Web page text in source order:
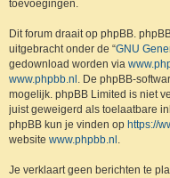
toevoegingen.
Dit forum draait op phpBB.
uitgebracht onder de “GNU
gedownload worden via
www.phpbb.nl . De phpBB-
mogelijk. phpBB Limited is niet
juist geweigerd als toelaatbare
phpBB kun je vinden op https://
website www.phpbb.nl .
Je verklaart geen berichten te